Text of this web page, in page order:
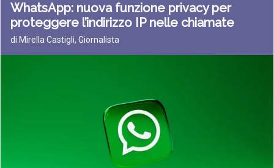
WhatsApp: nuova funzione privacy per
proteggere l’indirizzo IP nelle chiamate
di Mirella Castigli, Giornalista